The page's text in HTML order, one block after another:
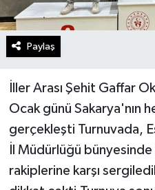
Paylaş
İller Arası Şehit Gaffar
Ocak günü Sakarya'nın
gerçekleşti Turnuvada,
İl Müdürlüğü
rakiplerine karşı
Sağlık
Spor
Teknoloji
Yurttan